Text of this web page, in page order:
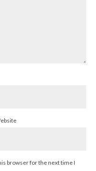
browser for the next time I